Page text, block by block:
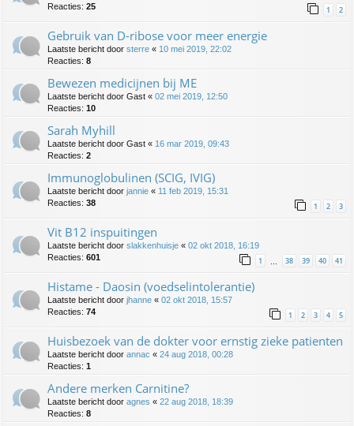
Reacties: 25 1 2
Gebruik van D-ribose voor meer energie
Laatste bericht door sterre « 10 mei 2019, 22:02
Reacties: 8
Bewezen medicijnen bij ME
Laatste bericht door Gast « 02 mei 2019, 12:50
Reacties: 10
Sarah Myhill
Laatste bericht door Gast « 16 mar 2019, 09:43
Reacties: 2
Immunoglobulinen (SCIG, IVIG)
Laatste bericht door jannie « 11 feb 2019, 15:31
Reacties: 38 1 2 3
Vit B12 inspuitingen
Laatste bericht door slakkenhuisje « 02 okt 2018, 16:19
Reacties: 601 1 38 39 40 41
Histame - Daosin (voedselintolerantie)
Laatste bericht door jhanne « 02 okt 2018, 15:57
Reacties: 74 1 2 3 4 5
Huisbezoek van de dokter voor ernstig zieke patienten
Laatste bericht door annac « 24 aug 2018, 00:28
Reacties: 1
Andere merken Carnitine?
Laatste bericht door agnes « 22 aug 2018, 18:39
Reacties: 8